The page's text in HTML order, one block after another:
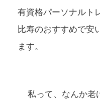
有資格パーソナルト
比寿のおすすめで安
ます。
私って、なんか老